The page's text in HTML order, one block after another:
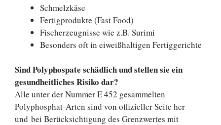
Schmelzkäse
Fertigprodukte (Fast Food)
Fischerzeugnisse wie z.B. Surimi
Besonders oft in eiweißhaltigen Fertiggerichte
Sind Polyphospate schädlich und stellen sie ein
gesundheitliches Risiko dar?
Alle unter der Nummer E 452 gesammelten
Polyphosphat-Arten sind von offizieller Seite her
und bei Berücksichtigung des Grenzwertes mit